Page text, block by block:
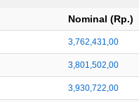
Nominal (Rp.)
3,762,431,00
3,801,502,00
3,930,722,00